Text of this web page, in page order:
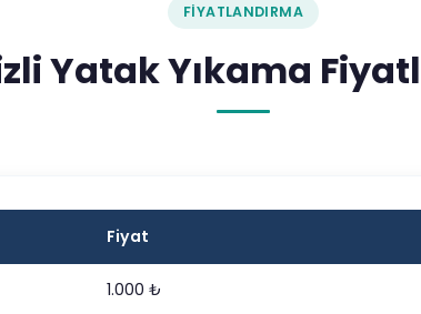
FIYATLANDIRMA
Yatak Yıkama
Fiyat
1.000 ₺